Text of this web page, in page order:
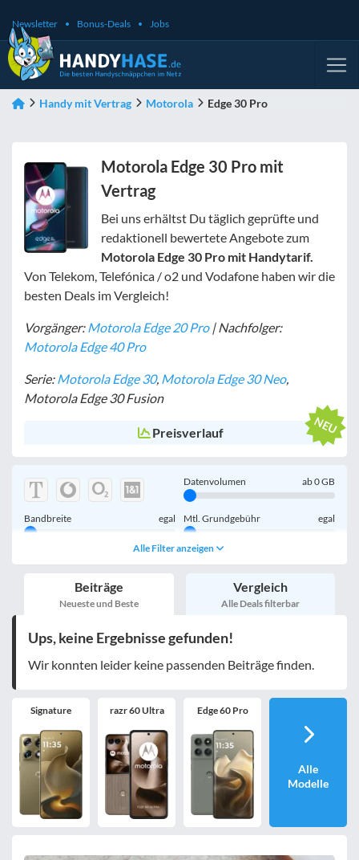
Newsletter Bonus-Deals Jobs
Handy mit Vertrag Motorola Edge 30 Pro
Motorola Edge 30 Pro mit
Vertrag
Bei uns erhältst Du täglich geprüfte und
redaktionell bewertete Angebote zum
Motorola Edge 30 Pro mit Handytarif.
Von Telekom, Telefónica / o2 und Vodafone haben wir die
besten Deals im Vergleich!
Vorgänger:Motorola Edge 20 Pro| Nachfolger:
Motorola Edge 40 Pro
Serie:Motorola Edge 30, Motorola Edge 30 Neo,
Motorola Edge 30 Fusion
Preisverlauf
Datenvolumen ab0GB
Bandbreite egal Mtl. Grundgebühr egal
egal
inkl. Young-Tarife
nur 5G-Tarife inkl. Kombi-Tarife
Handy-Speicher
Bewertung
Alle Filter anzeigen
Beiträge
Neueste und Beste
Vergleich
Alle Deals filterbar
Ups, keine Ergebnisse gefunden!
Wir konnten leider keine passenden Beiträge finden.
Signature razr 60 Ultra Edge 60 Pro
Alle
Modelle